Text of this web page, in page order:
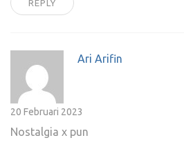
REPLY
Ari Arifin
20 Februari 2023
Nostalgia x pun